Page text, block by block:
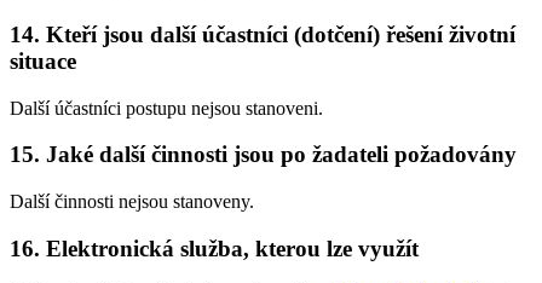
14. Kteří jsou další účastníci (dotčení) řešení životní
situace
Další účastníci postupu nejsou stanoveni.
15. Jaké další činnosti jsou po žadateli požadovány
Další činnosti nejsou stanoveny.
16. Elektronická služba, kterou lze využít